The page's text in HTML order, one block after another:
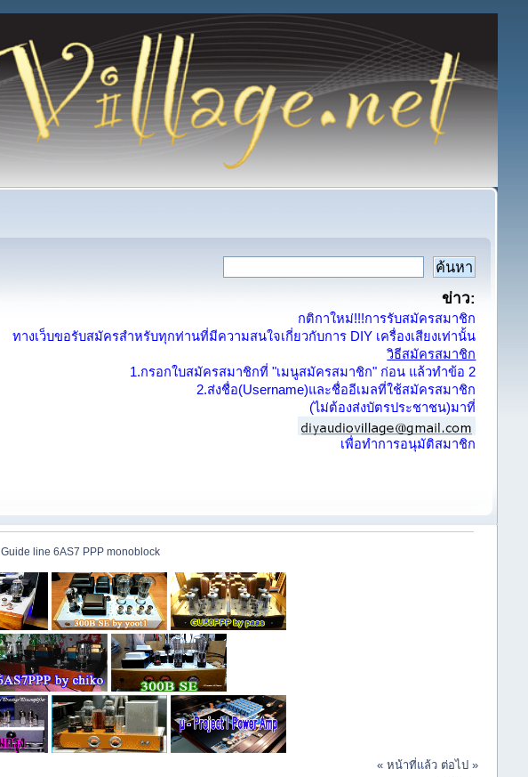
ข่าว:
กติกาใหม่!!!การรับสมัครสมาชิก
ทางเว็บขอรับสมัครสำหรับทุกท่านที่มีความสนใจเกี่ยวกับการ DIY เครื่องเสียงเท่านั้น
วิธีสมัครสมาชิก
1.กรอกใบสมัครสมาชิกที่ "เมนูสมัครสมาชิก" ก่อน แล้วทำข้อ 2
2.ส่งชื่อ(Username)และชื่ออีเมลที่ใช้สมัครสมาชิก
(ไม่ต้องส่งบัตรประชาชน)มาที่
เพื่อทำการอนุมัติสมาชิก
Guide line 6AS7 PPP monoblock
« หน้าที่แล้ว ต่อไป »